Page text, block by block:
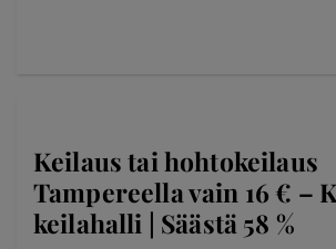
Keilaus tai hohtokeilaus
Tampereella vain 16 € –
keilahalli | Säästä 58 %